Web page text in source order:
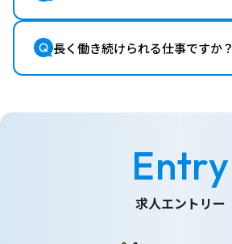
長く働き続けられる仕事ですか？
Entry
求人エントリー